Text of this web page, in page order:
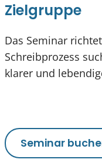
Zielgruppe
Das Seminar
Schreibprozess
klarer und
Seminar